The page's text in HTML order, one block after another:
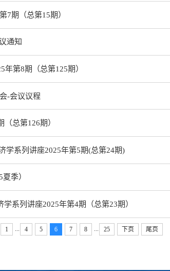
7期（总第15期）
通知
年第8期（总第125期）
-会议议程
总第126期）
学系列讲座2025年第5期(总第24期)
季）
系列讲座2025年第4期（总第23期）
1 4 5 6 7 8 25 下页 尾页